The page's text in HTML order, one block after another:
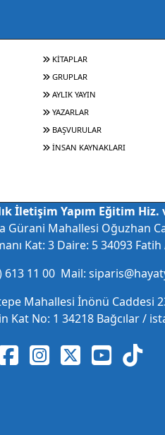
KİTAPLAR
GRUPLAR
AYLIK YAYIN
YAZARLAR
BAŞVURULAR
İNSAN KAYNAKLARI
İletişim Yapım Eğitim Hiz.
Gürani Mahallesi Oğuzhan
Kat: 3 Daire: 5 34093
613 11 00 Mail:
Mahallesi İnönü Caddesi
Kat No: 1 34218 Bağcılar /